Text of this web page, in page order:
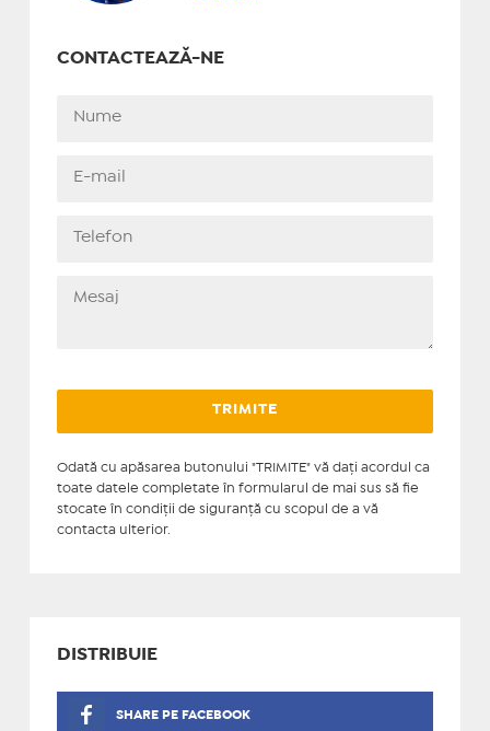
CONTACTEAZĂ-NE
Odată cu apăsarea butonului "TRIMITE" vă daţi acordul ca
toate datele completate în formularul de mai sus să fie
stocate în condiţii de siguranţă cu scopul de a vă
contacta ulterior.
DISTRIBUIE
SHARE PE FACEBOOK